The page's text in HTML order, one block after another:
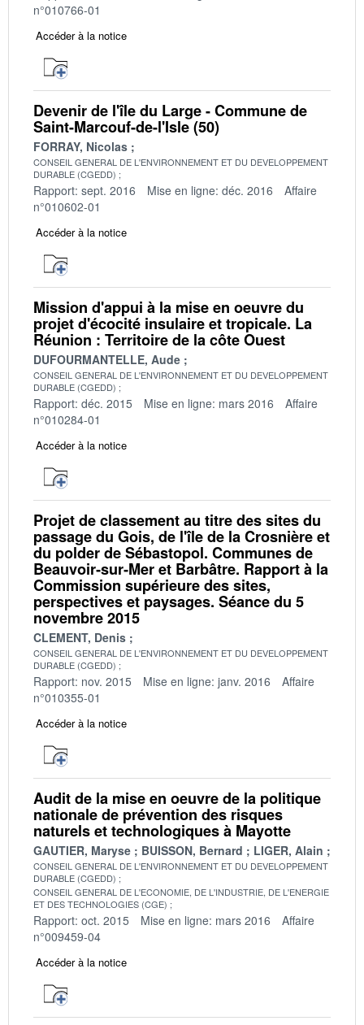
n°010766-01
Accéder à la notice
Devenir de l'île du Large - Commune de
Saint-Marcouf-de-l'Isle (50)
FORRAY, Nicolas
CONSEIL GENERAL DE L'ENVIRONNEMENT ET DU DEVELOPPEMENT
DURABLE (CGEDD)
Rapport: sept. 2016 Mise en ligne: déc. 2016
Affaire
n°010602-01
Accéder à la notice
Mission d'appui à la mise en oeuvre du
projet d'écocité insulaire et tropicale. La
Réunion : Territoire de la côte Ouest
DUFOURMANTELLE, Aude
CONSEIL GENERAL DE L'ENVIRONNEMENT ET DU DEVELOPPEMENT
DURABLE (CGEDD)
Rapport: déc. 2015 Mise en ligne: mars 2016
Affaire
n°010284-01
Accéder à la notice
Projet de classement au titre des sites du
passage du Gois, de l'île de la Crosnière et
du polder de Sébastopol. Communes de
Beauvoir‐sur‐Mer et Barbâtre. Rapport à la
Commission supérieure des sites,
perspectives et paysages. Séance du 5
novembre 2015
CLEMENT, Denis
CONSEIL GENERAL DE L'ENVIRONNEMENT ET DU DEVELOPPEMENT
DURABLE (CGEDD)
Rapport: nov. 2015 Mise en ligne: janv. 2016
Affaire
n°010355-01
Accéder à la notice
Audit de la mise en oeuvre de la politique
nationale de prévention des risques
naturels et technologiques à Mayotte
GAUTIER, Maryse BUISSON, Bernard LIGER, Alain
CONSEIL GENERAL DE L'ENVIRONNEMENT ET DU DEVELOPPEMENT
DURABLE (CGEDD)
CONSEIL GENERAL DE L'ECONOMIE, DE L'INDUSTRIE, DE L'ENERGIE
ET DES TECHNOLOGIES (CGE)
Rapport: oct. 2015 Mise en ligne: mars 2016
Affaire
n°009459-04
Accéder à la notice